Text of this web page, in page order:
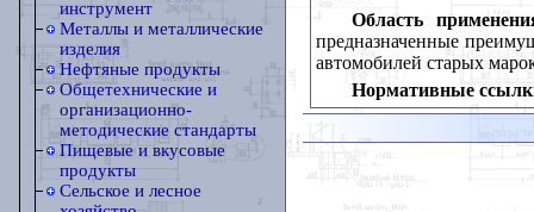
инструмент
Металлы и металлические
изделия
Нефтяные продукты
Общетехнические и
организационно-
методические стандарты
Пищевые и вкусовые
продукты
Сельское и лесное
Область
предназначенные
автомобилей старых
Нормативные